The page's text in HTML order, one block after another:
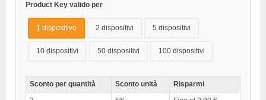
Product Key valido per
1 dispositivo 2 dispositivi 5 dispositivi
10 dispositivi 50 dispositivi 100 dispositivi
Sconto per quantità Sconto unità
Risparmi